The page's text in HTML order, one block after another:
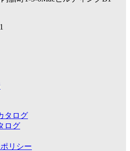
タログ
ログ
リシー